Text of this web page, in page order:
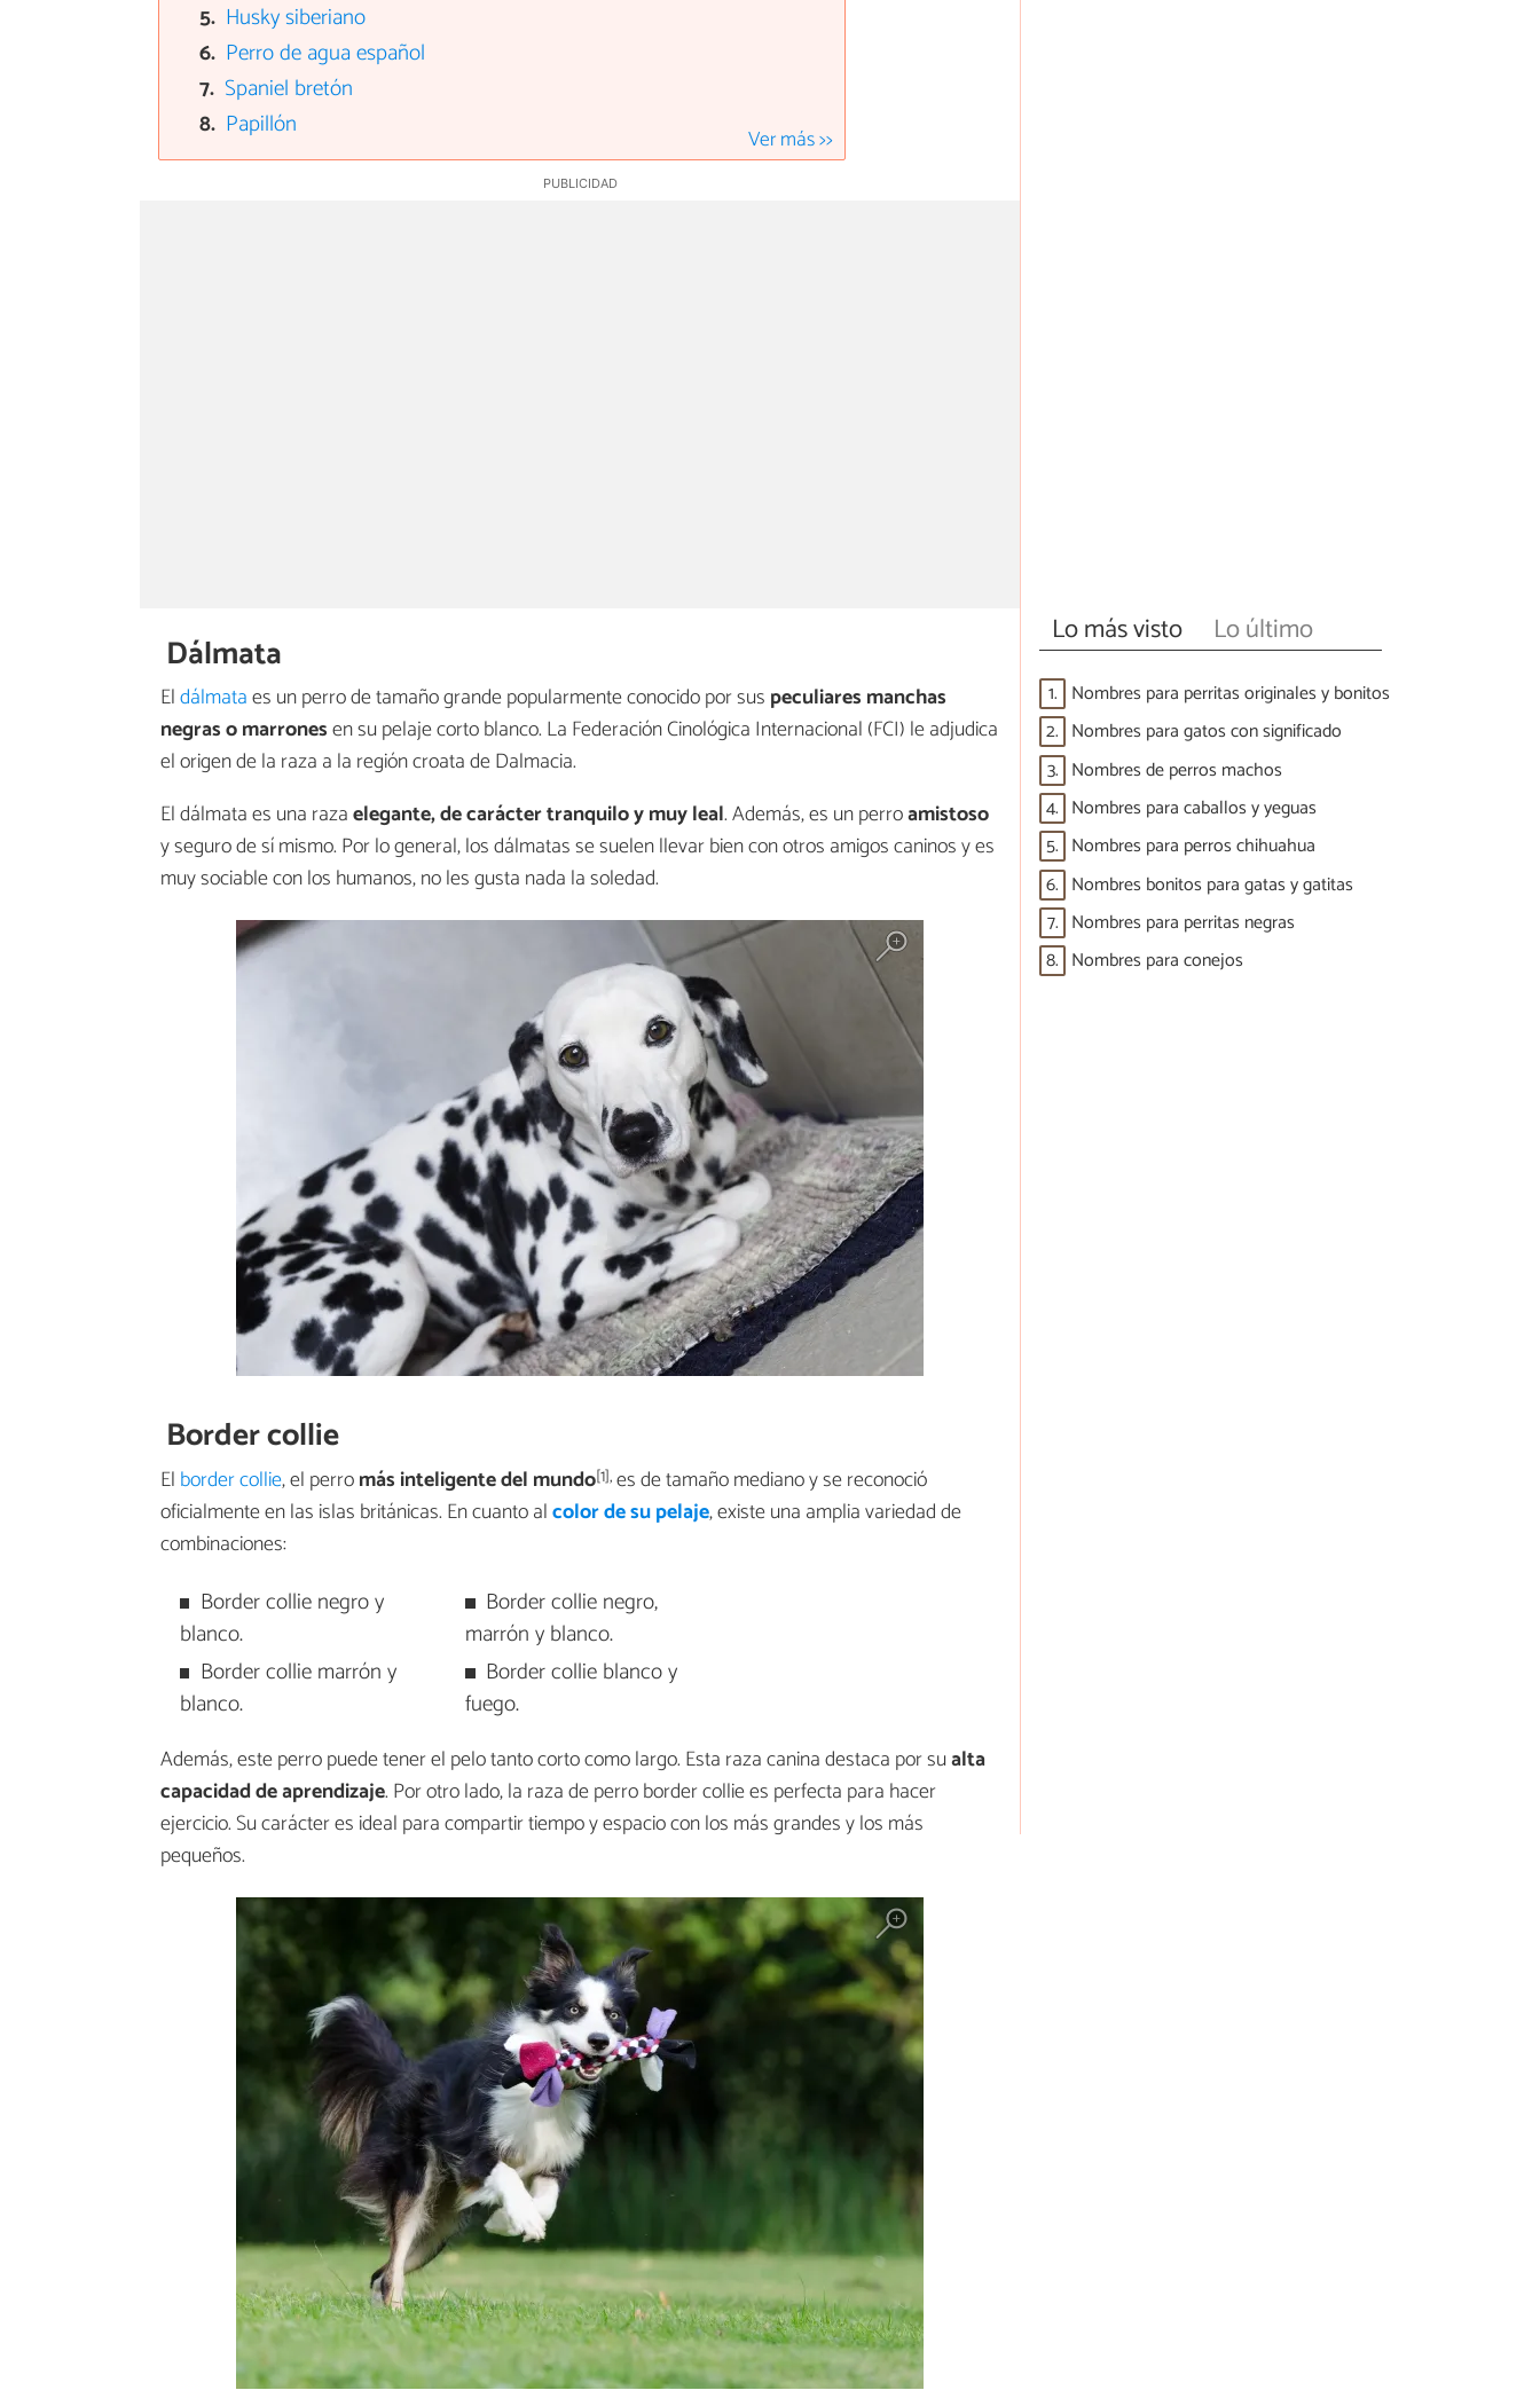
Husky siberiano
Perro de agua español
Spaniel bretón
Papillón
Ver más >>
Dálmata
Eldálmataes un perro de tamaño grande popularmente conocido por sus peculiares manchas
negras o marronesen su pelaje corto blanco. La Federación Cinológica Internacional (FCI) le adjudica
el origen de la raza a la región croata de Dalmacia.
El dálmata es una razaelegante, de carácter tranquilo y muy leal. Además, es un perroamistoso
y seguro de sí mismo. Por lo general, los dálmatas se suelen llevar bien con otros amigos caninos y es
muy sociable con los humanos, no les gusta nada la soledad.
Border collie
El border collie, el perromás inteligente del mundo[1],es de tamaño mediano y se reconoció
oficialmente en las islas británicas. En cuanto alcolor de su pelaje, existe una amplia variedad de
combinaciones:
Border collie negro y
blanco.
Border collie marrón y
blanco.
Border collie negro,
marrón y blanco.
Border collie blanco y
fuego.
Además, este perro puede tener el pelo tanto corto como largo. Esta raza canina destaca por sualta
capacidad de aprendizaje. Por otro lado, la raza de perro border collie es perfecta para hacer
ejercicio. Su carácter es ideal para compartir tiempo y espacio con los más grandes y los más
pequeños.
Lo más visto Lo último
1. Nombres para perritas originales y bonitos
2. Nombres para gatos con significado
3. Nombres de perros machos
4. Nombres para caballos y yeguas
5. Nombres para perros chihuahua
6. Nombres bonitos para gatas y gatitas
7. Nombres para perritas negras
8. Nombres para conejos